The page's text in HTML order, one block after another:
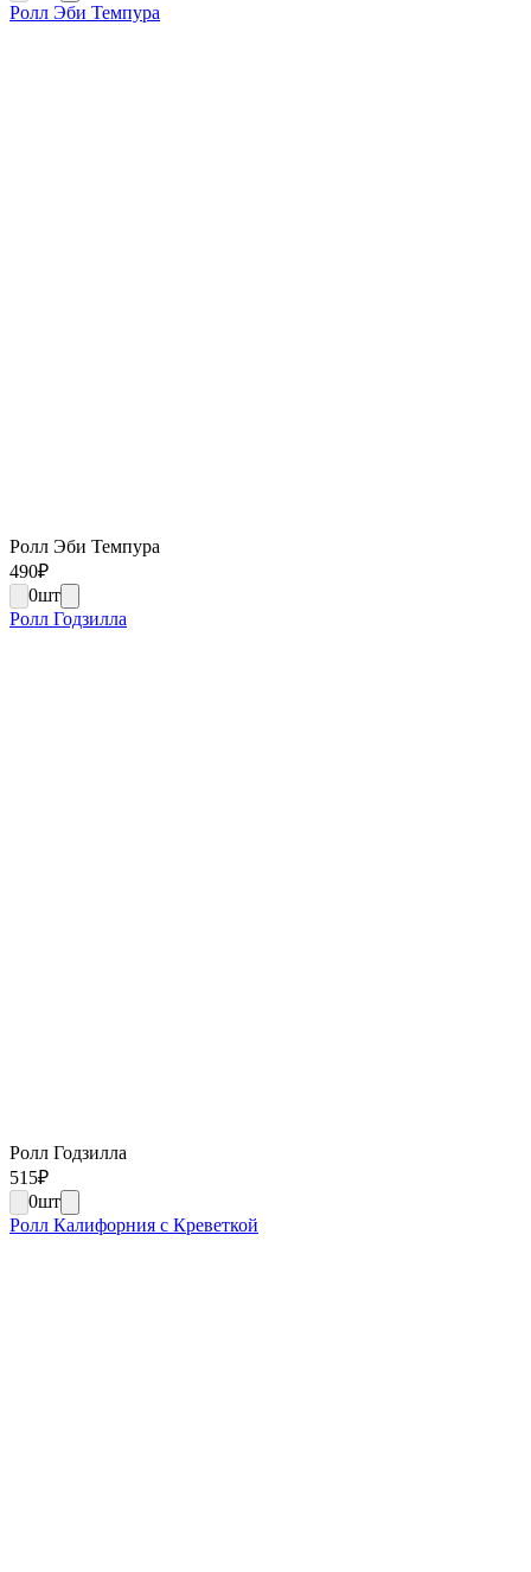
Ролл Эби Темпура
Ролл Эби Темпура
490₽
0шт
Ролл Годзилла
Ролл Годзилла
515₽
0шт
Ролл Калифорния с Креветкой